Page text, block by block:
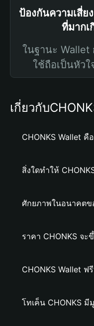
ป้องกันความเสี่
ที่มากเ
ในฐานะ
ใช้ถือเป็นหัว
เกี่ยวกับ
CHONKS Wallet คื
สิ่งใดทำให้
ศักยภาพในอนาคตข
ราคา CHONKS จะ
CHONKS Wallet ฟ
โทเค็น CHONKS มี